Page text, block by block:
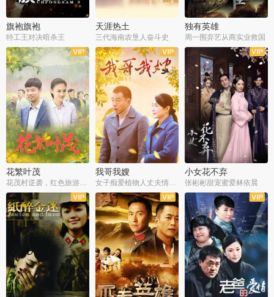
旗袍旗袍
特工王对决暗杀王
天涯热土
三代海南农垦人奋斗史
独有英雄
周一围弃艺从商实业救国
全34集
花繁叶茂
花茂村逆袭，红色旅游出圈
全50集
我哥我嫂
女子痴爱植物人丈夫情定一生
全51集
小女花不弃
张彬彬甜宠蜜爱林依晨
全42集
全35集 全32集